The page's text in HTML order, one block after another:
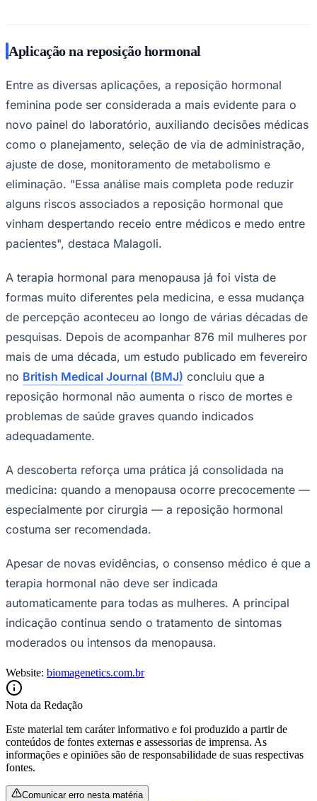
Fluminense
Aplicação na reposição hormonal
Entre as diversas aplicações, a reposição hormonal
feminina pode ser considerada a mais evidente para o
novo painel do laboratório, auxiliando decisões médicas
como o planejamento, seleção de via de administração,
ajuste de dose, monitoramento de metabolismo e
eliminação. "Essa análise mais completa pode reduzir
alguns riscos associados a reposição hormonal que
vinham despertando receio entre médicos e medo entre
pacientes", destaca Malagoli.
A terapia hormonal para menopausa já foi vista de
formas muito diferentes pela medicina, e essa mudança
de percepção aconteceu ao longo de várias décadas de
pesquisas. Depois de acompanhar 876 mil mulheres por
mais de uma década, um estudo publicado em fevereiro
no British Medical Journal (BMJ) concluiu que a
reposição hormonal não aumenta o risco de mortes e
problemas de saúde graves quando indicados
adequadamente.
A descoberta reforça uma prática já consolidada na
medicina: quando a menopausa ocorre precocemente —
especialmente por cirurgia — a reposição hormonal
costuma ser recomendada.
Apesar de novas evidências, o consenso médico é que a
terapia hormonal não deve ser indicada
automaticamente para todas as mulheres. A principal
indicação continua sendo o tratamento de sintomas
moderados ou intensos da menopausa.
Website: biomagenetics.com.br
Nota da Redação
Este material tem caráter informativo e foi produzido a partir de
conteúdos de fontes externas e assessorias de imprensa. As
informações e opiniões são de responsabilidade de suas respectivas
fontes.
Comunicar erro nesta matéria